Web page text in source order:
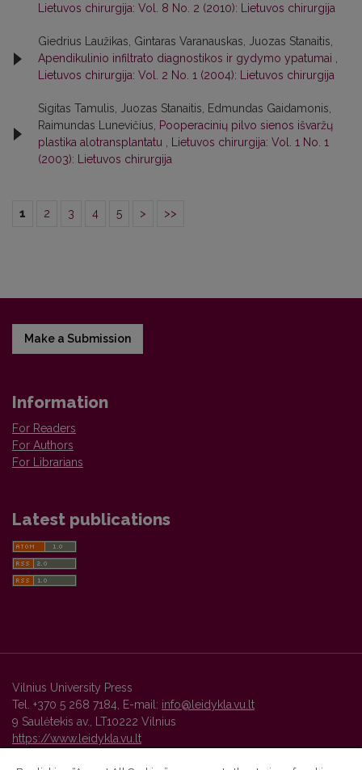
Lietuvos chirurgija: Vol. 8 No. 2 (2010): Lietuvos chirurgija
Giedrius Laužikas, Gintaras Varanauskas, Juozas Stanaitis,
Apendikulinio infiltrato diagnostikos ir gydymo ypatumai
Lietuvos chirurgija: Vol. 2 No. 1 (2004): Lietuvos chirurgija
Sigitas Tamulis, Juozas Stanaitis, Edmundas Gaidamonis,
Raimundas Lunevičius,
Pooperacinių pilvo sienos išvaržų
plastika alotransplantatu
Lietuvos chirurgija: Vol. 1 No. 1
(2003): Lietuvos chirurgija
1 2 3 4 5 > >>
Make a Submission
Information
For Readers
For Authors
For Librarians
Latest publications
Vilnius University Press
Tel. +370 5 268 7184, E-mail: info@leidykla.vu.lt
9 Saulėtekis av., LT10222 Vilnius
https://www.leidykla.vu.lt